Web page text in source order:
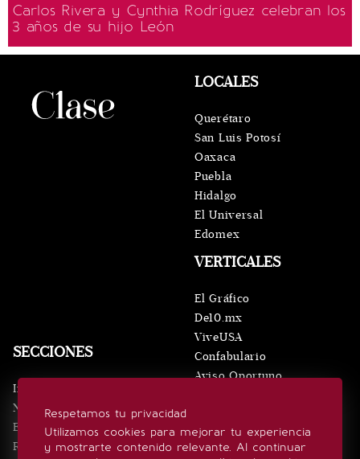
Carlos Rivera y Cynthia Rodríguez celebran los
3 años de su hijo León
Respetamos tu privacidad
Utilizamos cookies para mejorar tu experiencia
y mostrarte contenido relevante. Al continuar
SECCIONES
Inicio
Noticias
Eventos
Realeza
VERTICALES
El Gráfico
De10.mx
ViveUSA
Confabulario
Aviso Oportuno
LOCALES
Querétaro
San Luis Potosí
Oaxaca
Puebla
Hidalgo
El Universal
Edomex